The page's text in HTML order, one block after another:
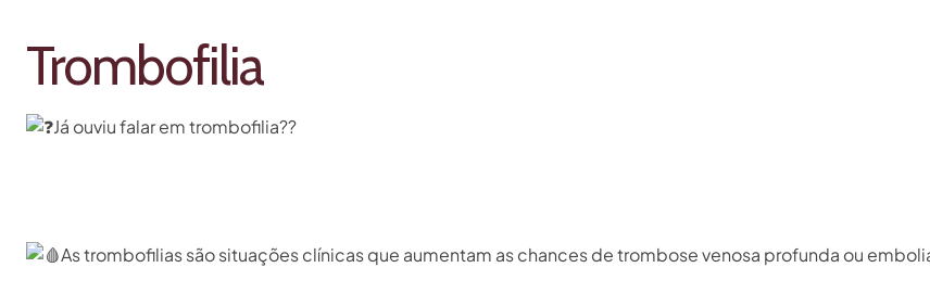
Trombofilia
Já ouviu falar em trombofilia??⁣
As trombofilias são situações clínicas que aumentam as chances de trombose venosa profunda ou